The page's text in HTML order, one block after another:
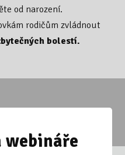
od narození.
rodičům zvládnout
bolestí.
webináře